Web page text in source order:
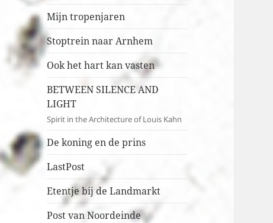
Mijn tropenjaren
Stoptrein naar Arnhem
Ook het hart kan vasten
BETWEEN SILENCE AND
LIGHT
Spirit in the Architecture of Louis Kahn
De koning en de prins
LastPost
Etentje bij de Landmarkt
Post van Noordeinde